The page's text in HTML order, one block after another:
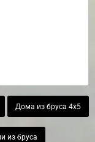
Дома из бруса 4х5
из бруса